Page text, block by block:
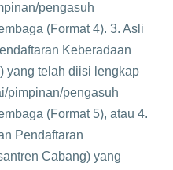
pengasuh
(Format 4). 3. Asli
Keberadaan
yang telah diisi lengkap
pimpinan/pengasuh
(Format 5), atau 4.
Pendaftaran
Cabang) yang